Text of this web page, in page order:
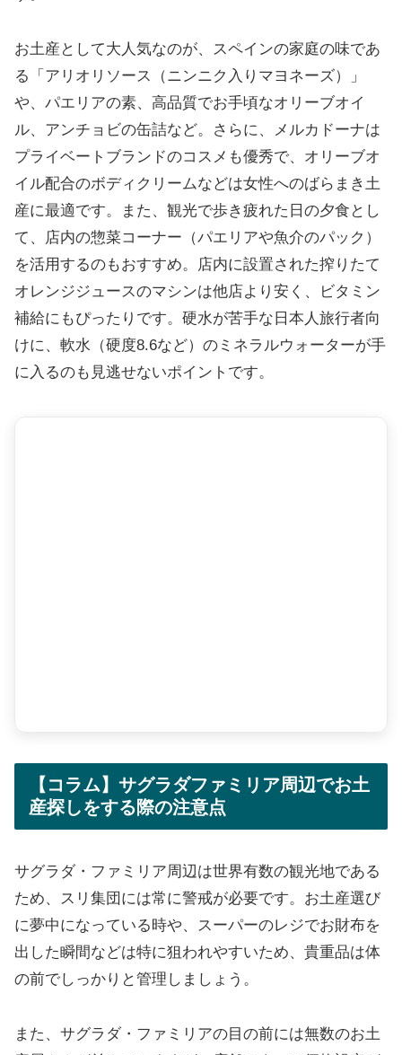
お土産として大人気なのが、スペインの家庭の味であ
る「アリオリソース（ニンニク入りマヨネーズ）」
や、パエリアの素、高品質でお手頃なオリーブオイ
ル、アンチョビの缶詰など。さらに、メルカドーナは
プライベートブランドのコスメも優秀で、オリーブオ
イル配合のボディクリームなどは女性へのばらまき土
産に最適です。また、観光で歩き疲れた日の夕食とし
て、店内の惣菜コーナー（パエリアや魚介のパック）
を活用するのもおすすめ。店内に設置された搾りたて
オレンジジュースのマシンは他店より安く、ビタミン
補給にもぴったりです。硬水が苦手な日本人旅行者向
けに、軟水（硬度8.6など）のミネラルウォーターが手
に入るのも見逃せないポイントです。
【コラム】サグラダファミリア周辺でお土
産探しをする際の注意点
サグラダ・ファミリア周辺は世界有数の観光地である
ため、スリ集団には常に警戒が必要です。お土産選び
に夢中になっている時や、スーパーのレジでお財布を
出した瞬間などは特に狙われやすいため、貴重品は体
の前でしっかりと管理しましょう。
また、サグラダ・ファミリアの目の前には無数のお土